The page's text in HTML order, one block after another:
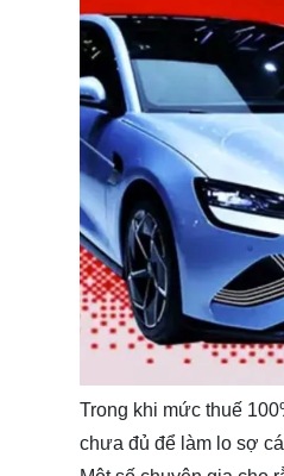
Trong khi mức thuế
chưa đủ để làm lo sợ